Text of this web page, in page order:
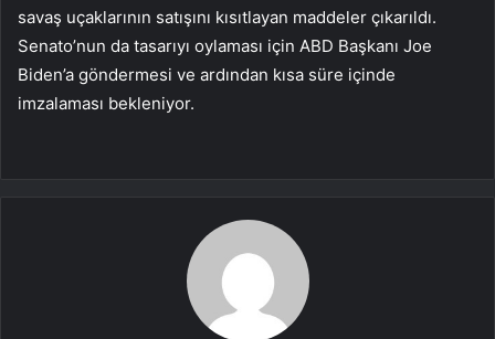
savaş uçaklarının satışını kısıtlayan maddeler çıkarıldı.
Senato’nun da tasarıyı oylaması için ABD Başkanı Joe
Biden’a göndermesi ve ardından kısa süre içinde
imzalaması bekleniyor.